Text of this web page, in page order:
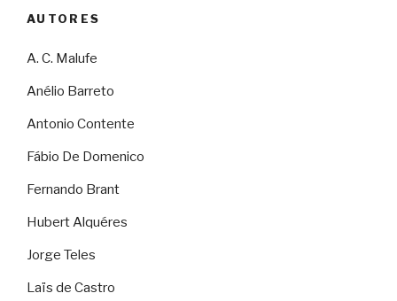
AUTORES
A. C. Malufe
Anélio Barreto
Antonio Contente
Fábio De Domenico
Fernando Brant
Hubert Alquéres
Jorge Teles
Laïs de Castro